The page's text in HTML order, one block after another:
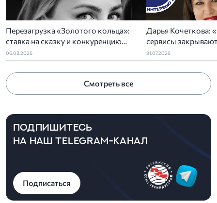
Перезагрузка «Золотого кольца»:
ставка на сказку и конкуренцию
регионов
06.08.2026
Дарья Кочеткова:
сервисы
задач отельеров»
31.07.2026
Смотреть все
ПОДПИШИТЕСЬ
НА НАШ TELEGRAM-КАНАЛ
Подписаться